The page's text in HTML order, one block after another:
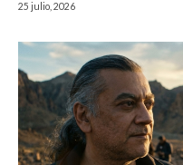
25 julio, 2026